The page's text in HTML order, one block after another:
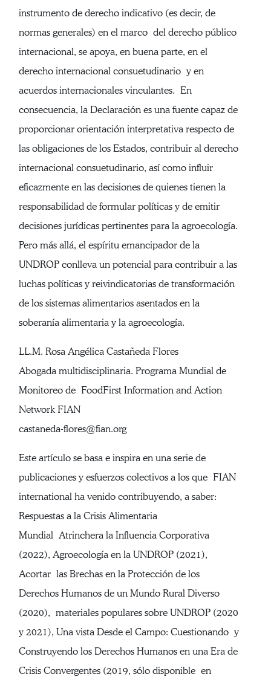
instrumento de derecho indicativo (es decir, de
normas generales) en el marco del derecho público
internacional, se apoya, en buena parte, en el
derecho internacional consuetudinario y en
acuerdos internacionales vinculantes. En
consecuencia, la Declaración es una fuente capaz de
proporcionar orientación interpretativa respecto de
las obligaciones de los Estados, contribuir al derecho
internacional consuetudinario, así como influir
eficazmente en las decisiones de quienes tienen la
responsabilidad de formular políticas y de emitir
decisiones jurídicas pertinentes para la agroecología.
Pero más allá, el espíritu emancipador de la
UNDROP conlleva un potencial para contribuir a las
luchas políticas y reivindicatorias de transformación
de los sistemas alimentarios asentados en la
soberanía alimentaria y la agroecología.
LL.M. Rosa Angélica Castañeda Flores
Abogada multidisciplinaria. Programa Mundial de
Monitoreo de FoodFirst Information and Action
Network FIAN
castaneda-flores@fian.org
Este artículo se basa e inspira en una serie de
publicaciones y esfuerzos colectivos a los que FIAN
international ha venido contribuyendo, a saber:
Respuestas a la Crisis Alimentaria
Mundial Atrinchera la Influencia Corporativa
(2022), Agroecología en la UNDROP (2021),
Acortar las Brechas en la Protección de los
Derechos Humanos de un Mundo Rural Diverso
(2020), materiales populares sobre UNDROP (2020
y 2021), Una vista Desde el Campo: Cuestionando y
Construyendo los Derechos Humanos en una Era de
Crisis Convergentes (2019, sólo disponible en